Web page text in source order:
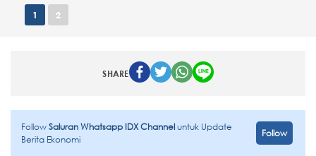
1 2
SHARE
FollowSaluran Whatsapp IDX Channeluntuk Update
Berita Ekonomi
Follow